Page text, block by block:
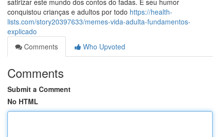
satirizar este mundo dos contos do fadas. E seu humor
conquistou crianças e adultos por todo https://health-
lists.com/story20397633/memes-vida-adulta-fundamentos-
explicado
Comments
Who Upvoted
Comments
Submit a Comment
No HTML